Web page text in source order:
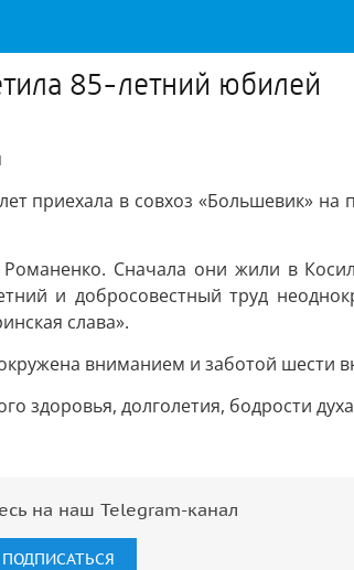
85-летний юбилей
приехала в совхоз «Большевик» на
Сначала они жили в
и добросовестный труд
слава».
вниманием и заботой шести
здоровья, долголетия, бодрости
на наш Telegram-канал
ПОДПИСАТЬСЯ